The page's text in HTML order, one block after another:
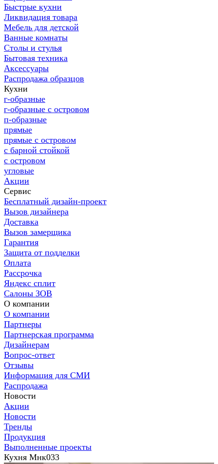
Быстрые кухни
Ликвидация товара
Мебель для детской
Ванные комнаты
Столы и стулья
Бытовая техника
Аксессуары
Распродажа образцов
Кухни
г-образные
г-образные с островом
п-образные
прямые
прямые с островом
с барной стойкой
с островом
угловые
Акции
Сервис
Бесплатный дизайн-проект
Вызов дизайнера
Доставка
Вызов замерщика
Гарантия
Защита от подделки
Оплата
Рассрочка
Яндекс сплит
Салоны ЗОВ
О компании
О компании
Партнеры
Партнерская программа
Дизайнерам
Вопрос-ответ
Отзывы
Информация для СМИ
Распродажа
Новости
Акции
Новости
Тренды
Продукция
Выполненные проекты
Кухня Мнк033